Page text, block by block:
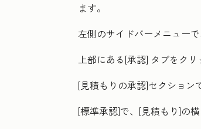
ます。
左側のサイドバーメニューで
上部にある[承認] タブをクリ
[見積もりの承認]セクション
[標準承認]で、[見積もり]の